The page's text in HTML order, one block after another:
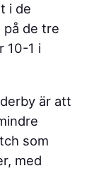
i de
på de tre
10-1 i
är att
som
med